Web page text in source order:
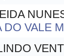
DO VALE